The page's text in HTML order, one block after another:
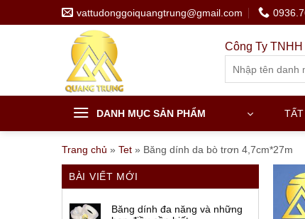
to
vattudonggoiquangtrung@gmail.com
Công Ty
DANH MỤC SẢN PHẨM TẤT
Trang chủ » Tet » Băng dính da bò trơn 4,7cm*27m
BÀI VIẾT MỚI
Băng dính đa năng và những